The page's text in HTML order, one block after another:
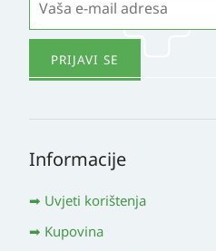
Informacije
Uvjeti korištenja
Kupovina